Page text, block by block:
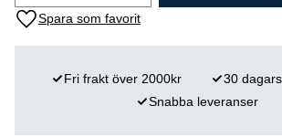
Lägg till i favoriter
Fri frakt över 2000kr
30
Snabba leveranser